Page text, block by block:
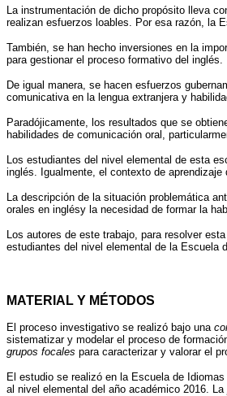
La instrumentación de dicho propósito lleva
realizan esfuerzos loables. Por esa razón, la
También, se han hecho inversiones en la
para gestionar el proceso formativo del inglés.
De igual manera, se hacen esfuerzos
comunicativa en la lengua extranjera y
Paradójicamente, los resultados que se
habilidades de comunicación oral,
Los estudiantes del nivel elemental de esta
inglés. Igualmente, el contexto de
La descripción de la situación problemática
orales en inglésy la necesidad de formar la
Los autores de este trabajo, para resolver
estudiantes del nivel elemental de la Escuela
MATERIAL Y MÉTODOS
El proceso investigativo se realizó bajo una
sistematizar y modelar el proceso de
grupos focales para caracterizar y valorar el
El estudio se realizó en la Escuela de
al nivel elemental del año académico 2016. La